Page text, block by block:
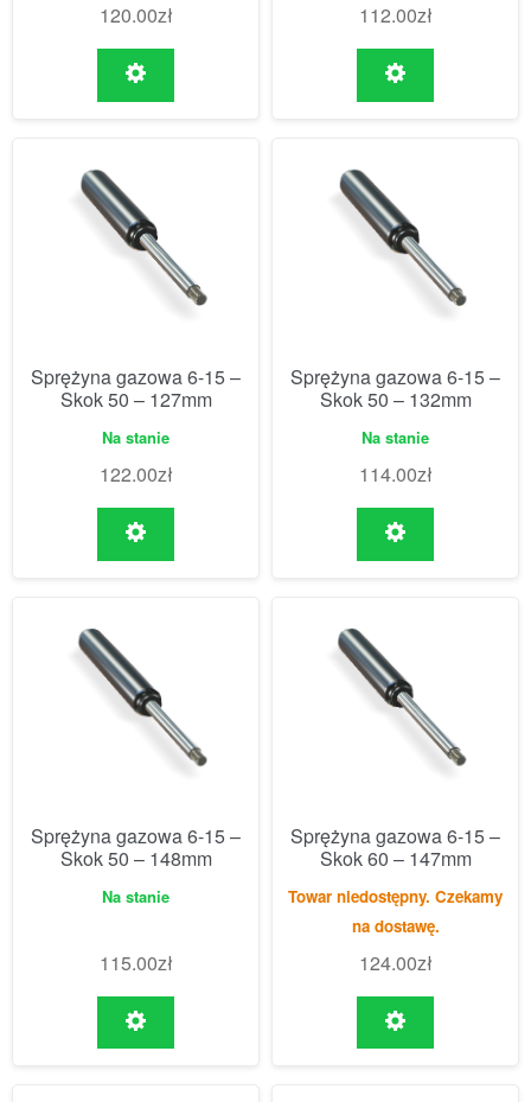
120.00zł 112.00zł
Sprężyna gazowa 6-15 –
Skok 50 – 127mm
Na stanie
122.00zł
Sprężyna gazowa 6-15 –
Skok 50 – 132mm
Na stanie
114.00zł
Sprężyna gazowa 6-15 –
Skok 50 – 148mm
Na stanie
115.00zł
Sprężyna gazowa 6-15 –
Skok 60 – 147mm
Towar niedostępny. Czekamy
na dostawę.
124.00zł